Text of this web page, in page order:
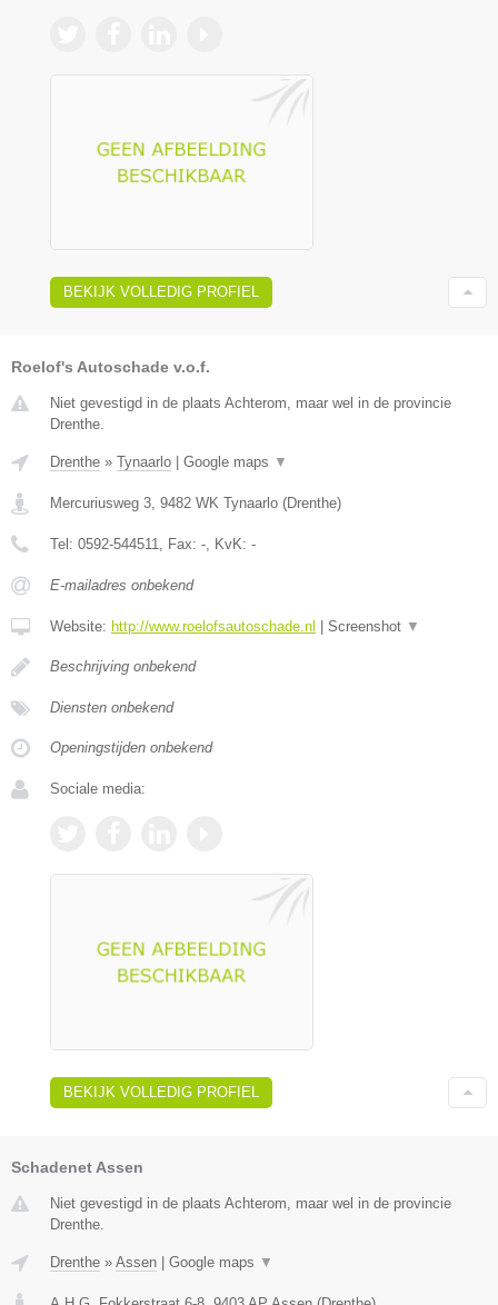
BEKIJK VOLLEDIG PROFIEL
Roelof's Autoschade v.o.f.
Niet gevestigd in de plaats Achterom, maar wel in de provincie
Drenthe.
Drenthe » Tynaarlo Google maps ▼
Mercuriusweg 3, 9482 WK Tynaarlo (Drenthe)
Tel: 0592-544511, Fax: -, KvK: -
E-mailadres onbekend
Website: http://www.roelofsautoschade.nl Screenshot ▼
Beschrijving onbekend
Diensten onbekend
Openingstijden onbekend
Sociale media:
BEKIJK VOLLEDIG PROFIEL
Schadenet Assen
Niet gevestigd in de plaats Achterom, maar wel in de provincie
Drenthe.
Drenthe » Assen Google maps ▼